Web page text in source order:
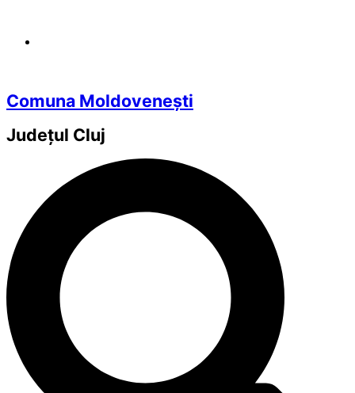
Comuna Moldovenești
Județul Cluj